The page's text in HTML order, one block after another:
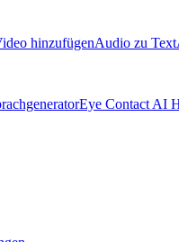
hinzufügenAudio zu Text
Eye Contact AI